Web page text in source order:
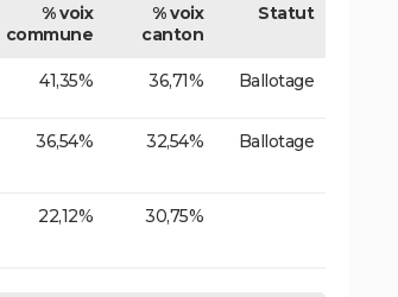
% voix
commune
% voix
canton
Statut
41,35% 36,71% Ballotage
36,54% 32,54% Ballotage
22,12% 30,75%